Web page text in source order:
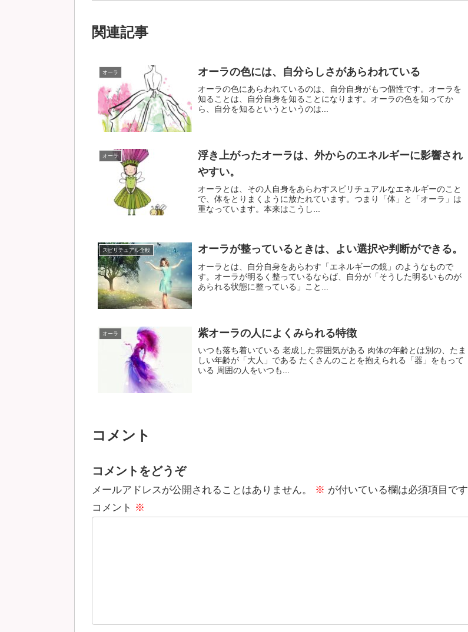
関連記事
オーラ オーラの色には、自分らしさがあらわれている
オーラの色にあらわれているのは、自分自身がもつ個性です。オーラを
知ることは、自分自身を知ることになります。オーラの色を知ってか
ら、自分を知るというというのは...
オーラ
浮き上がったオーラは、外からのエネルギーに影響され
やすい。
オーラとは、その人自身をあらわすスピリチュアルなエネルギーのこと
で、体をとりまくように放たれています。つまり「体」と「オーラ」は
重なっています。本来はこうし...
スピリチュアル全般 オーラが整っているときは、よい選択や判断ができる。
オーラとは、自分自身をあらわす「エネルギーの鏡」のようなもので
す。オーラが明るく整っているならば、自分が「そうした明るいものが
あられる状態に整っている」こと...
オーラ 紫オーラの人によくみられる特徴
いつも落ち着いている 老成した雰囲気がある 肉体の年齢とは別の、たま
しい年齢が「大人」である たくさんのことを抱えられる「器」をもって
いる 周囲の人をいつも...
コメント
コメントをどうぞ
メールアドレスが公開されることはありません。 ※ が付いている欄は必須項目です
コメント ※